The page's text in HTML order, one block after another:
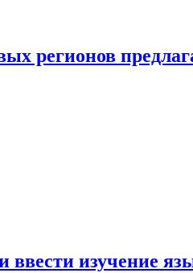
регионов
ввести изучение